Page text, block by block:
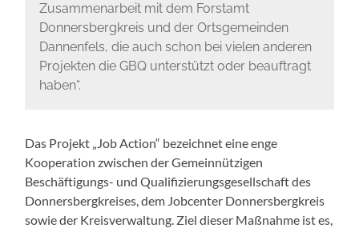
Zusammenarbeit mit dem Forstamt
Donnersbergkreis und der Ortsgemeinden
Dannenfels, die auch schon bei vielen anderen
Projekten die GBQ unterstützt oder beauftragt
haben“.
Das Projekt „Job Action“ bezeichnet eine enge
Kooperation zwischen der Gemeinnützigen
Beschäftigungs- und Qualifizierungsgesellschaft des
Donnersbergkreises, dem Jobcenter Donnersbergkreis
sowie der Kreisverwaltung. Ziel dieser Maßnahme ist es,